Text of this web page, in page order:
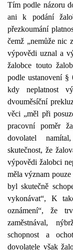
Tím podle názoru
ani k podání
přezkoumání
čemž „nemůže nic
výpovědi uznal a
žalobce touto
podle ustanovení §
kdy neplatnost
dvouměsíční
věci „měl při
pracovní poměr
dovolatel
skutečnost, že
výpovědi žalobci
měla význam
byl skutečně
vykonávat“, K
oznámení“, že
zaměstnával,
schopnost a
dovolatele však